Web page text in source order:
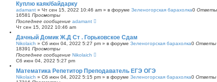
Куплю каяк/байдарку
adamant » Чт сен 15, 2022 10:46 am » в форуме Зеленогорская барахолка0 Ответы
16581 Просмотры
Последнее сообщение adamant
Чт сен 15, 2022 10:46 am
Дачный Домик Ж.Д Ст . Горьковское Сдам
Nikolaich » Сб июн 04, 2022 5:27 pm » в форуме Зеленогорская барахолка0 Ответы
18391 Просмотры
Последнее сообщение Nikolaich
Сб июн 04, 2022 5:27 pm
Математика Репетитор Преподаватель ЕГЭ ОГЭ
Nikolaich » Сб июн 04, 2022 5:15 pm » в форуме Зеленогорская барахолка0 Ответы